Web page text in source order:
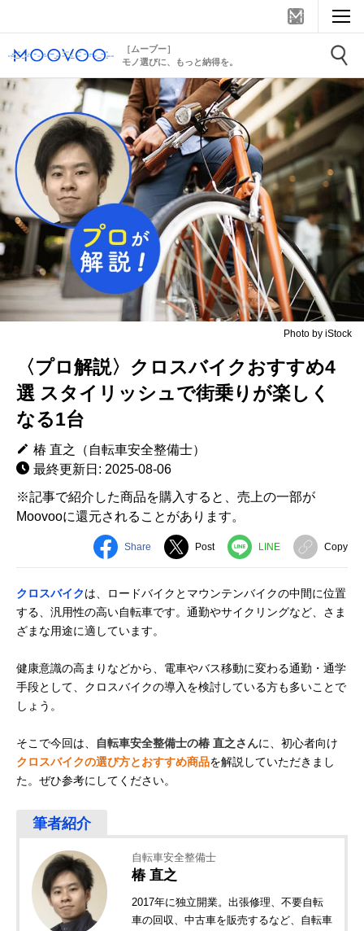
［ムーブー］
モノ選びに、もっと納得を。
Photo by iStock
〈プロ解説〉クロスバイクおすすめ4
選 スタイリッシュで街乗りが楽しく
なる1台
椿 直之（自転車安全整備士）
最終更新日: 2025-08-06
※記事で紹介した商品を購入すると、売上の一部が
Moovooに還元されることがあります。
Share Post LINE Copy
クロスバイクは、ロードバイクとマウンテンバイクの中間に位置
する、汎用性の高い自転車です。通勤やサイクリングなど、さま
ざまな用途に適しています。
健康意識の高まりなどから、電車やバス移動に変わる通勤・通学
手段として、クロスバイクの導入を検討している方も多いことで
しょう。
そこで今回は、 自転車安全整備士の椿 直之さんに、初心者向け
クロスバイクの選び方とおすすめ商品を解説していただきまし
た。ぜひ参考にしてください。
自転車安全整備士
椿 直之
2017年に独立開業。出張修理、不要自転
車の回収、中古車を販売するなど、自転車